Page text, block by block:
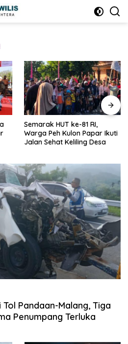
Semarak HUT ke-81 RI,
Warga Peh Kulon Papar Ikuti
Jalan Sehat Keliling Desa
Pandaan-Malang, Tiga
Penumpang Terluka